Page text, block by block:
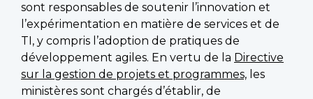
sont responsables de soutenir l’innovation et
l’expérimentation en matière de services et de
TI, y compris l’adoption de pratiques de
développement agiles. En vertu de la Directive
sur la gestion de projets et programmes, les
ministères sont chargés d’établir, de